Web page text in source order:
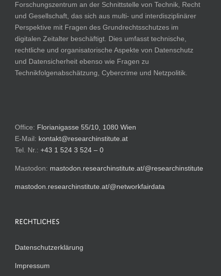
Forschungszentrum an der Schnittstelle von Technik, Recht
und Gesellschaft, das sich aus multi- und interdisziplinärer
Perspektive mit Fragen des Grundrechtsschutzes im
digitalen Zeitalter beschäftigt. Dies umfasst technische,
rechtliche und organisatorische Aspekte von Datenschutz
und Datensicherheit ebenso wie Fragen zu
Technikfolgenabschätzung, Cybercrime und Netzpolitik.
Office: Florianigasse 55/10, 1080 Wien
E-Mail: kontakt@researchinstitute.at
Tel. Nr.: +43 1 524 3 524 – 0
Mastodon: mastodon.researchinstitute.at/@researchinstitute
mastodon.researchinstitute.at/@networkfairdata
RECHTLICHES
Datenschutzerklärung
Impressum